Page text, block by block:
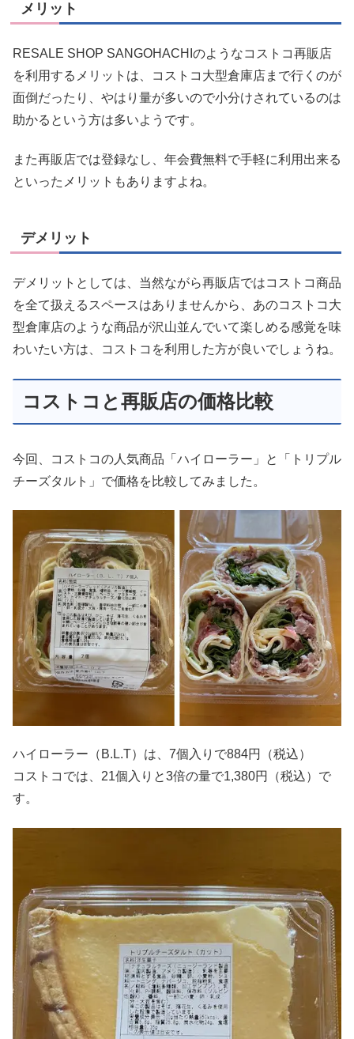
メリット
RESALE SHOP SANGOHACHIのようなコストコ再販店
を利用するメリットは、コストコ大型倉庫店まで行くのが
面倒だったり、やはり量が多いので小分けされているのは
助かるという方は多いようです。
また再販店では登録なし、年会費無料で手軽に利用出来る
といったメリットもありますよね。
デメリット
デメリットとしては、当然ながら再販店ではコストコ商品
を全て扱えるスペースはありませんから、あのコストコ大
型倉庫店のような商品が沢山並んでいて楽しめる感覚を味
わいたい方は、コストコを利用した方が良いでしょうね。
コストコと再販店の価格比較
今回、コストコの人気商品「ハイローラー」と「トリプル
チーズタルト」で価格を比較してみました。
ハイローラー（B.L.T）は、7個入りで884円（税込）
コストコでは、21個入りと3倍の量で1,380円（税込）で
す。